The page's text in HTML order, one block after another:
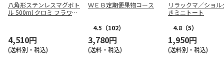
八角形ステンレスマグボト
ル 500ml クロミ フラワー
4,510円
(送料別・税込)
ＷＥＢ定期便果物コース
4.5 （102）
3,780円
(送料・税込)
リラックマ／ショ
きミニトート
4.8 （5）
1,950円
(送料別・税込)